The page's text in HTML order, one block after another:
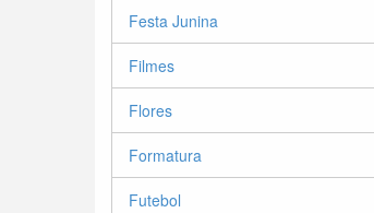
Festa Junina
Filmes
Flores
Formatura
Futebol